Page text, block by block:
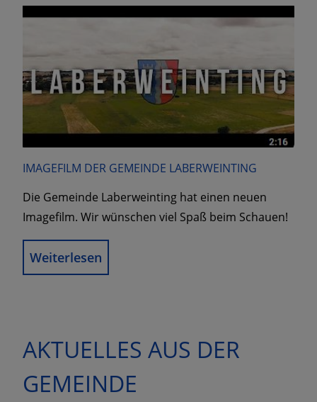
IMAGEFILM DER GEMEINDE LABERWEINTING
Die Gemeinde Laberweinting hat einen neuen
Imagefilm. Wir wünschen viel Spaß beim Schauen!
Weiterlesen
AKTUELLES AUS DER
GEMEINDE